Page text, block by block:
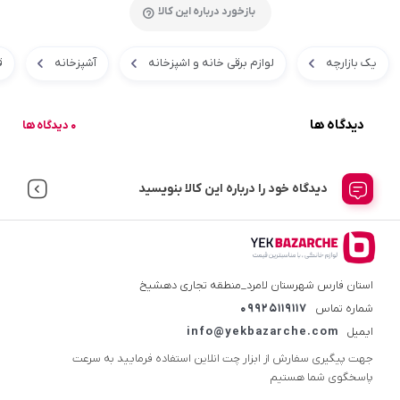
بازخورد درباره این کالا
یک بازارچه لوازم برقی خانه و اشپزخانه آشپزخانه
دیدگاه ها 0 دیدگاه ها
دیدگاه خود را درباره این کالا بنویسید
استان فارس شهرستان لامرد_منطقه تجاری دهشیخ
شماره تماس
09925119117
ایمیل
info@yekbazarche.com
جهت پیگیری سفارش از ابزار چت انلاین استفاده فرمایید به سرعت
پاسخگوی شما هستیم